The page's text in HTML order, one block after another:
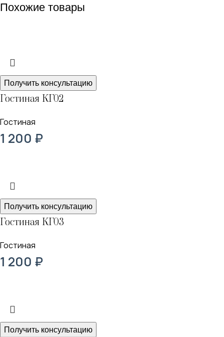
Похожие товары
Получить консультацию
Гостиная КГ02
Гостиная
1 200 ₽
Получить консультацию
Гостиная КГ03
Гостиная
1 200 ₽
Получить консультацию